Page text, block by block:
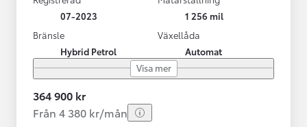
07-2023
1 256 mil
Bränsle
Hybrid Petrol
Växellåda
Automat
Visa mer
364 900 kr
Från 4 380 kr/mån